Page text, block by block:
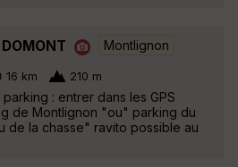
Montlignon
16 km 210 m
: entrer dans les GPS
de Montlignon "ou" parking du
de la chasse" ravito possible au